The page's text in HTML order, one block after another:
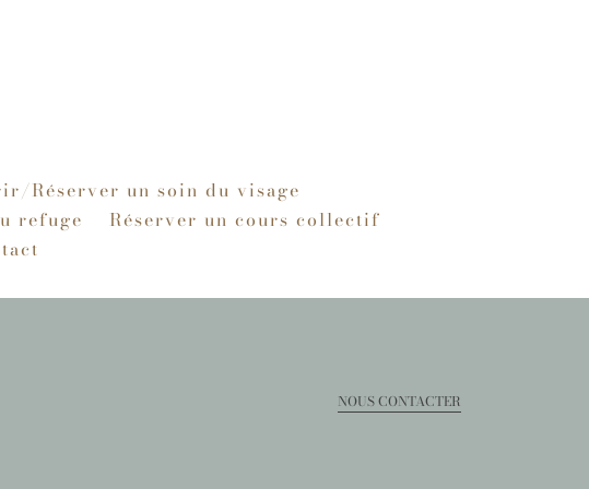
Réserver un soin du visage
refuge
Réserver un cours collectif
NOUS CONTACTER